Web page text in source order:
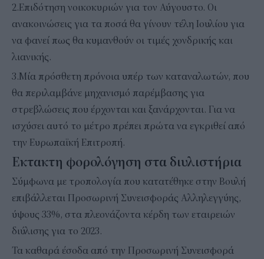
2.Επιδότηση νοικοκυριών για τον Αύγουστο. Οι
ανακοινώσεις για τα ποσά θα γίνουν τέλη Ιουλίου για
να φανεί πως θα κυμανθούν οι τιμές χονδρικής και
λιανικής.
3.Μία πρόσθετη πρόνοια υπέρ των καταναλωτών, που
θα περιλαμβάνε μηχανισμό παρέμβασης για
στρεβλώσεις που έρχονται και ξανάρχονται. Για να
ισχύσει αυτό το μέτρο πρέπει πρώτα να εγκριθεί από
την Ευρωπαϊκή Επιτροπή.
Εκτακτη φορολόγηση στα διυλιστήρια
Σύμφωνα με τροπολογία που κατατέθηκε στην Βουλή
επιβάλλεται Προσωρινή Συνεισφοράς Αλληλεγγύης,
ύψους 33%, στα πλεονάζοντα κέρδη των εταιρειών
διύλισης για το 2023.
Τα καθαρά έσοδα από την Προσωρινή Συνεισφορά